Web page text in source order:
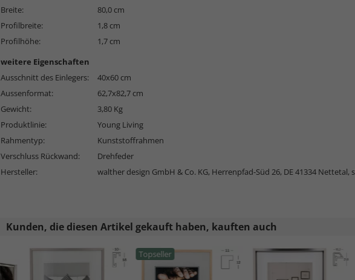
Breite:
80,0 cm
Profilbreite:
1,8 cm
Profilhöhe:
1,7 cm
weitere Eigenschaften
Ausschnitt des Einlegers:
40x60 cm
Aussenformat:
62,7x82,7 cm
Gewicht:
3,80 Kg
Produktlinie:
Young Living
Rahmentyp:
Kunststoffrahmen
Verschluss Rückwand:
Drehfeder
Hersteller:
walther design GmbH & Co. KG, Herrenpfad-Süd 26, DE 41334 Nettetal,
Kunden, die diesen Artikel gekauft haben, kauften auch
Topseller